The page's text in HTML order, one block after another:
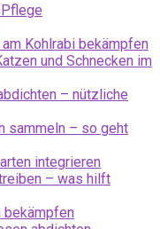
Kohlrabi bekämpfen
und Schnecken im
– nützliche
sammeln – so geht
integrieren
– was hilft
bekämpfen